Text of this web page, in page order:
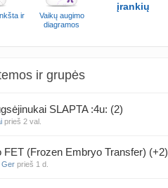
ir
Vaikų augimo
diagramos
įrankių
ir grupės
SLAPTA :4u: (2)
prieš 2 val.
FET (Frozen Embryo Transfer) (+2)
Ger prieš 1 d.